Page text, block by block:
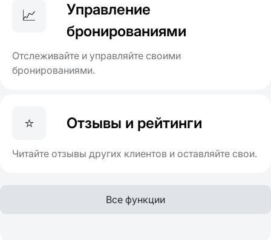
📈
Управление
бронированиями
Отслеживайте и управляйте своими
бронированиями.
⭐ Отзывы и рейтинги
Читайте отзывы других клиентов и оставляйте свои.
Все функции